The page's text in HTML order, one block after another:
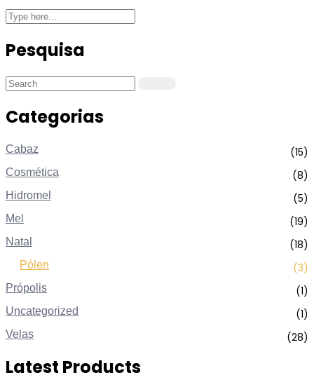
Pesquisa
Categorias
Cabaz (15)
Cosmética (8)
Hidromel (5)
Mel (19)
Natal (18)
Pólen (3)
Própolis (1)
Uncategorized (1)
Velas (28)
Latest Products